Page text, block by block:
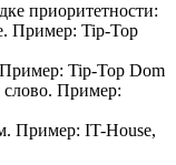
приоритетности:
Пример: Tip-Top
Tip-Top Dom
слово. Пример:
Пример: IT-House,